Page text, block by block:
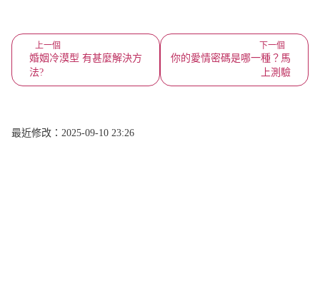
婚姻冷漠型 有甚麼解決方
法?
上一個
你的愛情密碼是哪一種？馬
上測驗
下一個
最近修改：2025-09-10 23:26